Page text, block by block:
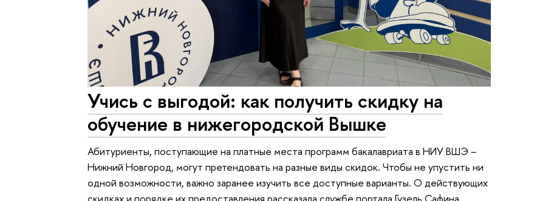
Учись с выгодой: как получить скидку на
обучение в нижегородской Вышке
Абитуриенты, поступающие на платные места программ бакалавриата в НИУ ВШЭ –
Нижний Новгород, могут претендовать на разные виды скидок. Чтобы не упустить ни
одной возможности, важно заранее изучить все доступные варианты. О действующих
скидках и порядке их предоставления рассказала службе портала Гузель Сафина,